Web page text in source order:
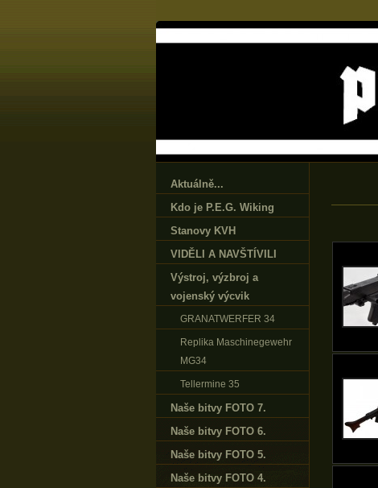
Aktuálně...
Kdo je P.E.G. Wiking
Stanovy KVH
VIDĚLI A NAVŠTÍVILI
Výstroj‚ výzbroj a
vojenský výcvik
GRANATWERFER 34
Replika Maschinegewehr
MG34
Tellermine 35
Naše bitvy FOTO 7.
Naše bitvy FOTO 6.
Naše bitvy FOTO 5.
Naše bitvy FOTO 4.